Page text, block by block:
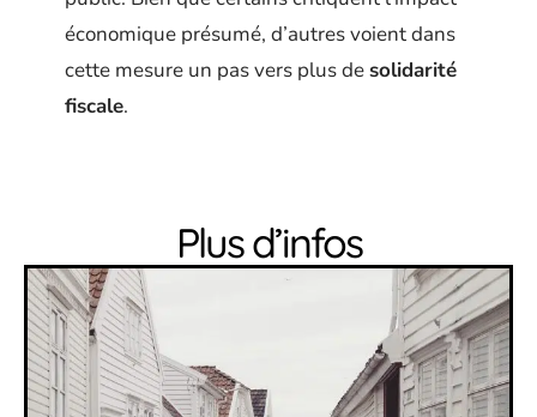
économique présumé, d’autres voient dans
cette mesure un pas vers plus desolidarité
fiscale.
Plus d’infos